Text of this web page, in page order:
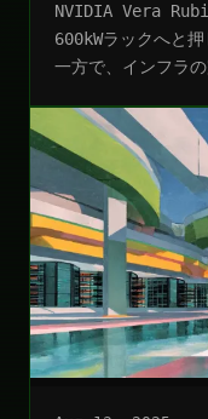
NVIDIA Vera
600kWラックへと
一方で、インフラ